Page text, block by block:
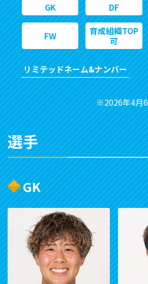
GK DF
FW
育成組織TOP
可
リミテッドネーム&ナンバー
※2026年4月
選手
GK